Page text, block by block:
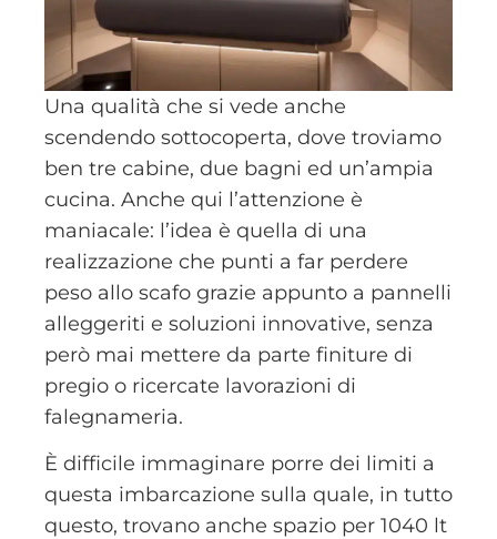
Una qualità che si vede anche
scendendo sottocoperta, dove troviamo
ben tre cabine, due bagni ed un’ampia
cucina. Anche qui l’attenzione è
maniacale: l’idea è quella di una
realizzazione che punti a far perdere
peso allo scafo grazie appunto a pannelli
alleggeriti e soluzioni innovative, senza
però mai mettere da parte finiture di
pregio o ricercate lavorazioni di
falegnameria.
È difficile immaginare porre dei limiti a
questa imbarcazione sulla quale, in tutto
questo, trovano anche spazio per 1040 lt